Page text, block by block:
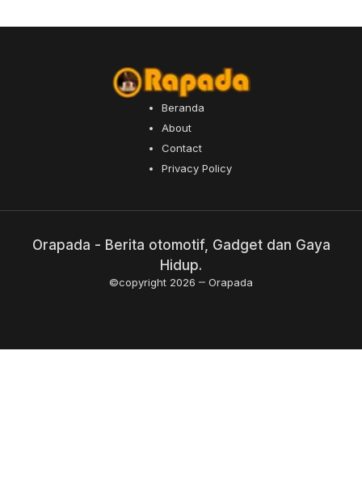
Beranda
About
Contact
Privacy Policy
Orapada - Berita otomotif, Gadget dan Gaya
Hidup.
©copyright 2026 Orapada